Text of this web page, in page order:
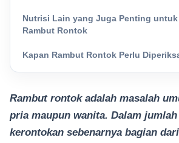
Nutrisi Lain yang Juga Penting
Rambut Rontok
Kapan Rambut Rontok Perlu
Rambut rontok adalah masalah
pria maupun wanita. Dalam
kerontokan sebenarnya bagian